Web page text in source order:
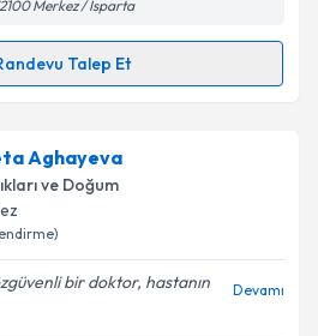
işlenmesine ilişkin
ve kişisel verilerimin belirtilen
Talebini Gönder
Merkez / Isparta
Talep Et
Talebi
Tanrıverdi
Size bu uzmandan randevu
hazırlandığında e-posta ile
Aghayeva
ve Doğum
bir doktor, hastanın
Devamı